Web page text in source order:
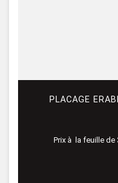
PLACAGE
Prix à la feuille de